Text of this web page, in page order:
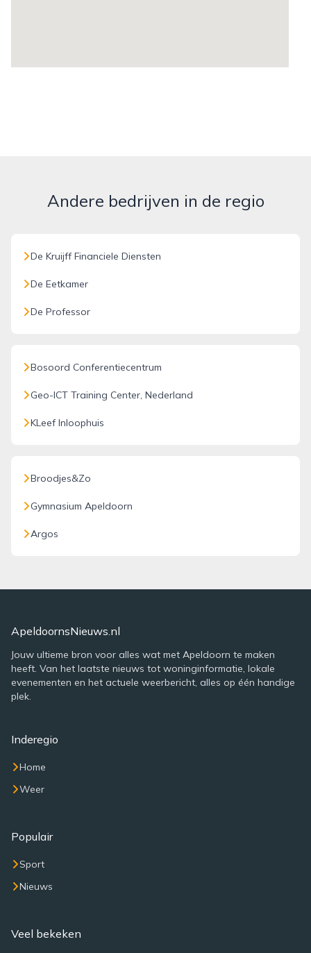
Andere bedrijven in de regio
De Kruijff Financiele Diensten
De Eetkamer
De Professor
Bosoord Conferentiecentrum
Geo-ICT Training Center, Nederland
KLeef Inloophuis
Broodjes&Zo
Gymnasium Apeldoorn
Argos
ApeldoornsNieuws.nl
Jouw ultieme bron voor alles wat met Apeldoorn te maken
heeft. Van het laatste nieuws tot woninginformatie, lokale
evenementen en het actuele weerbericht, alles op één handige
plek.
Inderegio
Home
Weer
Populair
Sport
Nieuws
Veel bekeken